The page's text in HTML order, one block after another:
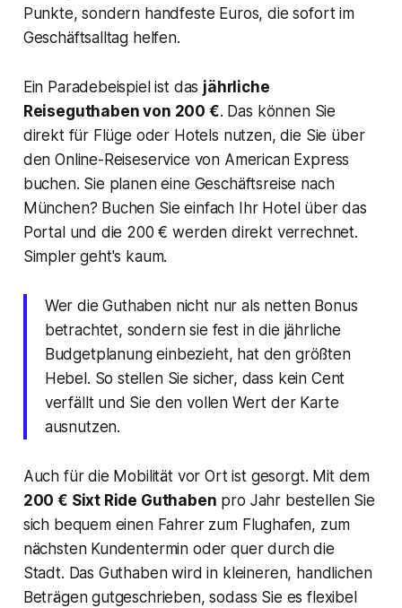
Punkte, sondern handfeste Euros, die sofort im
Geschäftsalltag helfen.
Ein Paradebeispiel ist das jährliche
Reiseguthaben von 200 €. Das können Sie
direkt für Flüge oder Hotels nutzen, die Sie über
den Online-Reiseservice von American Express
buchen. Sie planen eine Geschäftsreise nach
München? Buchen Sie einfach Ihr Hotel über das
Portal und die 200 € werden direkt verrechnet.
Simpler geht's kaum.
Wer die Guthaben nicht nur als netten Bonus
betrachtet, sondern sie fest in die jährliche
Budgetplanung einbezieht, hat den größten
Hebel. So stellen Sie sicher, dass kein Cent
verfällt und Sie den vollen Wert der Karte
ausnutzen.
Auch für die Mobilität vor Ort ist gesorgt. Mit dem
200 € Sixt Ride Guthaben pro Jahr bestellen Sie
sich bequem einen Fahrer zum Flughafen, zum
nächsten Kundentermin oder quer durch die
Stadt. Das Guthaben wird in kleineren, handlichen
Beträgen gutgeschrieben, sodass Sie es flexibel